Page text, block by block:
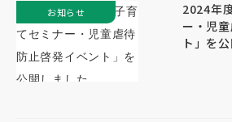
2024年
ー・児
ト」を
お知らせ